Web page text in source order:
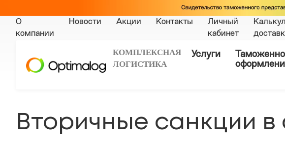
О
компании
Новости Акции Контакты
Личный
кабинет
КОМПЛЕКСНАЯ
ЛОГИСТИКА
Услуги
Вторичные санкции